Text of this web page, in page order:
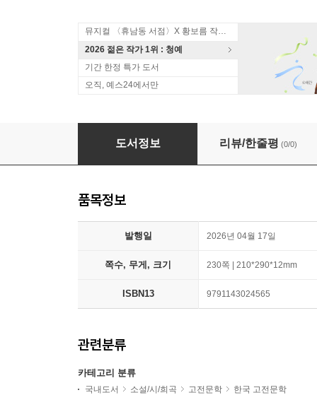
뮤지컬 〈휴남동 서점〉X 황보름 작가 북토크
2026 젊은 작가 1위 : 청예
기간 한정 특가 도서
오직, 예스24에서만
초판본 오유권 단편집 (큰글자책)
도서정보 리뷰/한줄평 (0/0)
품목정보
발행일 2026년 04월 17일
쪽수, 무게, 크기 230쪽 | 210*290*12mm
ISBN13 9791143024565
관련분류
카테고리 분류
국내도서 소설/시/희곡 고전문학
한국 고전문학